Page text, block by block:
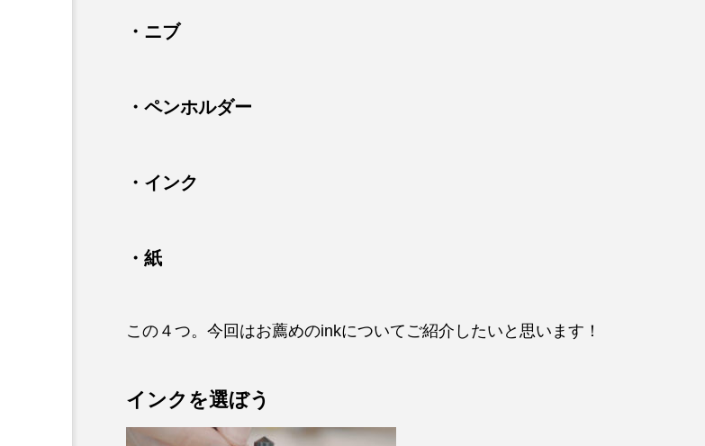
・ニブ
・ペンホルダー
・インク
・紙
この４つ。今回はお薦めのinkについてご紹介したいと思います！
インクを選ぼう